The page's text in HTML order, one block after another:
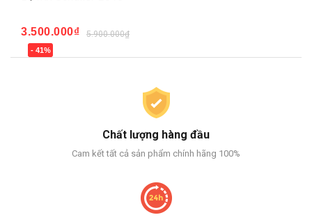
3.500.000₫ 5.900.000₫
- 41%
Chất lượng hàng đầu
Cam kết tất cả sản phẩm chính hãng 100%